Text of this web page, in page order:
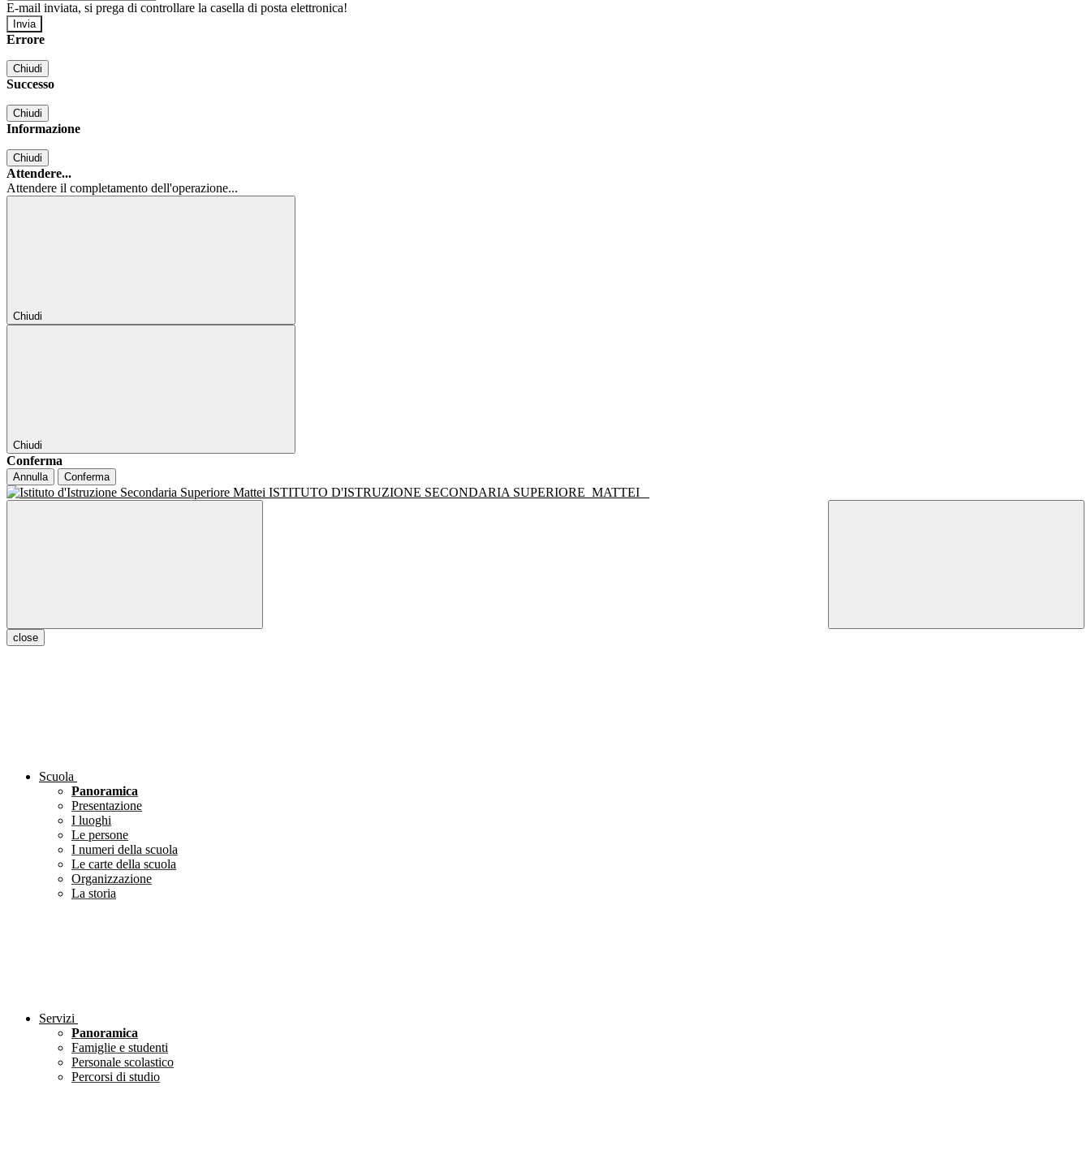
E-mail inviata, si prega di controllare la casella di posta elettronica!
Errore
Chiudi
Successo
Chiudi
Informazione
Chiudi
Attendere...
Attendere il completamento dell'operazione...
Chiudi
Chiudi
Conferma
Annulla Conferma
ISTITUTO D'ISTRUZIONE SECONDARIA SUPERIORE MATTEI
close
Scuola
Panoramica
Presentazione
I luoghi
Le persone
I numeri della scuola
Le carte della scuola
Organizzazione
La storia
Servizi
Panoramica
Famiglie e studenti
Personale scolastico
Percorsi di studio